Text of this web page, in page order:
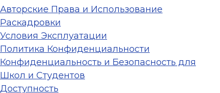
Авторские Права и Использование
Раскадровки
Условия Эксплуатации
Политика Конфиденциальности
Конфиденциальность и Безопасность для
Школ и Студентов
Доступность